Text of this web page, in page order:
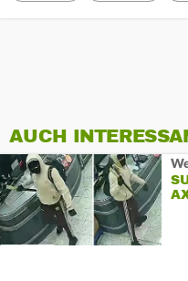
AUCH